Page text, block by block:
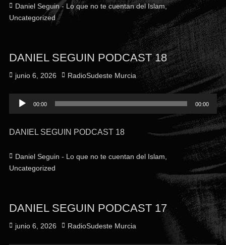
Categorías
Daniel Seguin - Lo que no te cuentan del Islam,
Uncategorized
DANIEL SEGUIN PODCAST 18
Publicado
junio 6, 2026 Autor
RadioSudeste Murcia
Reproductor
de
00:00 00:00
DANIEL SEGUIN PODCAST 18
Categorías
Daniel Seguin - Lo que no te cuentan del Islam
Uncategorized
DANIEL SEGUIN PODCAST 17
Publicado
junio 6, 2026 Autor
RadioSudeste Murcia